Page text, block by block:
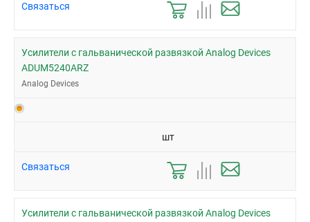
Связаться
Усилители с гальванической развязкой Analog Devices
ADUM5240ARZ
Analog Devices
шт
Связаться
Усилители с гальванической развязкой Analog Devices